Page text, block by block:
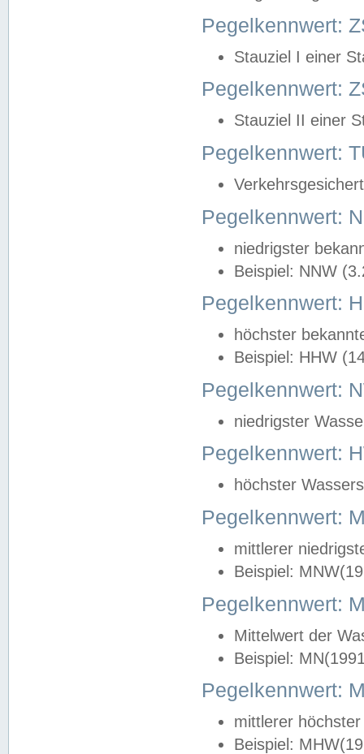
Pegelkennwert:
Stauziel I einer
Pegelkennwert:
Stauziel II einer
Pegelkennwert:
Pegelkennwert:
niedrigster
Beispiel: NNW
Pegelkennwert:
höchster
Beispiel: HHW
Pegelkennwert:
niedrigster
Pegelkennwert:
höchster
Pegelkennwert:
mittlerer
Beispiel:
Pegelkennwert:
Mittelwert der
Beispiel:
Pegelkennwert:
mittlerer
Beispiel: